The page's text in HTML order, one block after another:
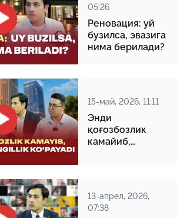
Электрон обуна: ҳуқуқий ахборотга
тез ва қулай йўл
23-июн 2026, 10:05
Хусусий боғчада 5 ой ишлаб декретга
чиқиш мумкинми?
05:26
Реновация: уй
бузилса, эвазига
нима берилади?
15-май, 2026, 11:11
Энди
қоғозбозлик
камайиб,
13-апрел, 2026,
07:38